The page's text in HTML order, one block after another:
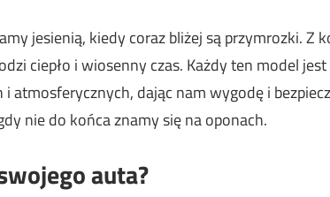
jesienią, kiedy coraz bliżej są przymrozki. Z
ciepło i wiosenny czas. Każdy ten model
dając nam wygodę i
nie do końca znamy się na oponach.
auta?